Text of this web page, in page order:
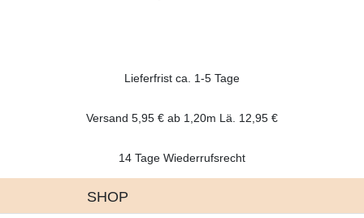
Lieferfrist ca. 1-5 Tage
Versand 5,95 € ab 1,20m Lä. 12,95 €
14 Tage Wiederrufsrecht
SHOP